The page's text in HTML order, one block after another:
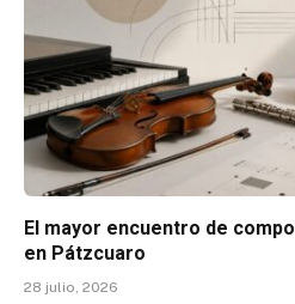
El mayor encuentro de
en Pátzcuaro
28 julio, 2026